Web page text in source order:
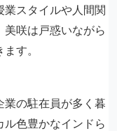
業スタイルや人間関
咲は戸惑いながら
す。
業の駐在員が多く暮
色豊かなインドら